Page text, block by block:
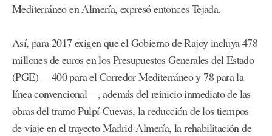
Mediterráneo en Almería, expresó entonces Tejada.
Así, para 2017 exigen que el Gobierno de Rajoy incluya 478
millones de euros en los Presupuestos Generales del Estado
(PGE) —400 para el Corredor Mediterráneo y 78 para la
línea convencional—, además del reinicio inmediato de las
obras del tramo Pulpí-Cuevas, la reducción de los tiempos
de viaje en el trayecto Madrid-Almería, la rehabilitación de